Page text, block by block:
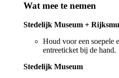
Wat mee te nemen
Stedelijk Museum +
Houd voor een soepele
entreeticket bij de hand.
Stedelijk Museum